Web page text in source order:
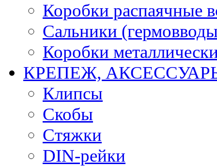
Коробки распаячные
Сальники
Коробки
КРЕПЕЖ,
Клипсы
Скобы
Стяжки
DIN-рейки